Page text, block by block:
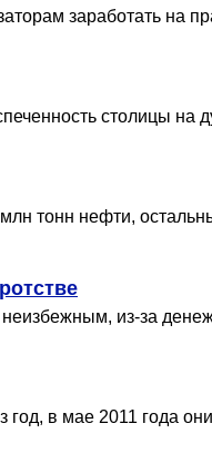
заработать на
столицы на
тонн нефти,
из-за
год, в мае 2011 года